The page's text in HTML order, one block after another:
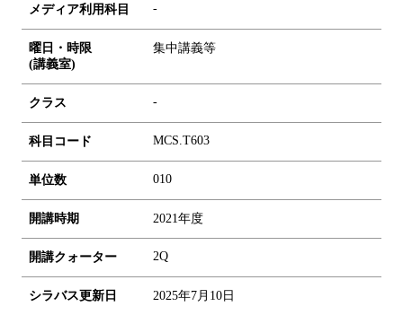
メディア利用科目 -
曜日・時限
(講義室)
集中講義等
クラス -
科目コード MCS.T603
単位数 010
開講時期 2021年度
開講クォーター 2Q
シラバス更新日 2025年7月10日